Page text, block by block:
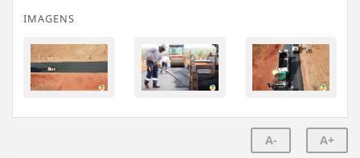
IMAGENS
A- A+